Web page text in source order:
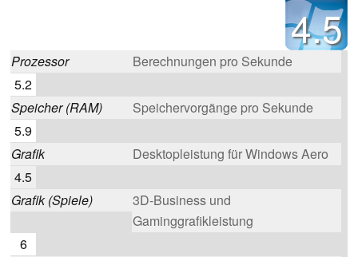
4.5
Prozessor
Berechnungen pro Sekunde
5.2
Speicher (RAM)
Speichervorgänge pro Sekunde
5.9
Grafik
Desktopleistung für Windows Aero
4.5
Grafik (Spiele)
3D-Business und
Gaminggrafikleistung
6